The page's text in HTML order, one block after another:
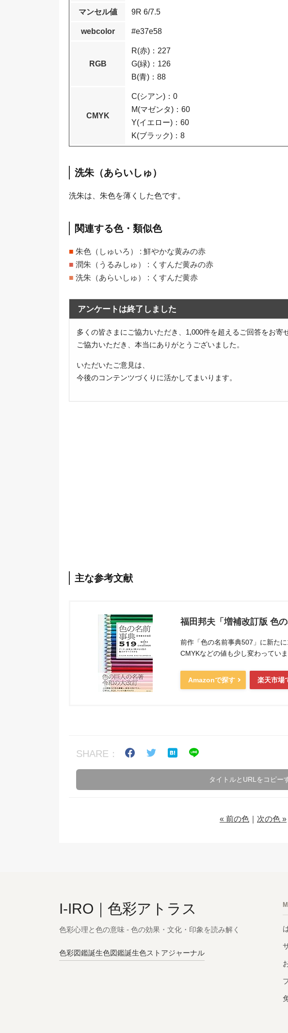
マンセル値 9R 6/7.5
webcolor #e37e58
RGB
R(赤)：227
G(緑)：126
B(青)：88
CMYK
C(シアン)：0
M(マゼンタ)：60
Y(イエロー)：60
K(ブラック)：8
洗朱（あらいしゅ）
洗朱は、朱色を薄くした色です。
関連する色・類似色
■ 朱色（しゅいろ） : 鮮やかな黄みの赤
■ 潤朱（うるみしゅ） : くすんだ黄みの赤
■ 洗朱（あらいしゅ） : くすんだ黄赤
アンケートは終了しました
多くの皆さまにご協力いただき、1,000件を超えるご回答をお寄
ご協力いただき、本当にありがとうございました。
いただいたご意見は、
今後のコンテンツづくりに活かしてまいります。
主な参考文献
福田邦夫「増補改訂版 色の
前作「色の名前事典507」に新た
CMYKなどの値も少し変わっていま
Amazonで探す 楽天市場
SHARE：
タイトルとURLをコピー
« 前の色 次の色 »
I-IRO｜色彩アトラス
色彩心理と色の意味 - 色の効果・文化・印象を読み解く
色彩図鑑誕生色図鑑誕生色ストアジャーナル